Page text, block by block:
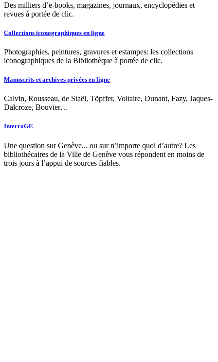
Des milliers d’e-books, magazines, journaux, encyclopédies et
revues à portée de clic.
Collections iconographiques en ligne
Photographies, peintures, gravures et estampes: les collections
iconographiques de la Bibliothèque à portée de clic.
Manuscrits et archives privées en ligne
Calvin, Rousseau, de Staël, Töpffer, Voltaire, Dunant, Fazy, Jaques-
Dalcroze, Bouvier…
InterroGE
Une question sur Genève... ou sur n’importe quoi d’autre? Les
bibliothécaires de la Ville de Genève vous répondent en moins de
trois jours à l’appui de sources fiables.